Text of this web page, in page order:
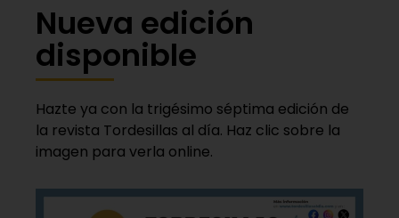
Nueva edición
disponible
Hazte ya con la trigésimo séptima edición de
la revista Tordesillas al día. Haz clic sobre la
imagen para verla online.